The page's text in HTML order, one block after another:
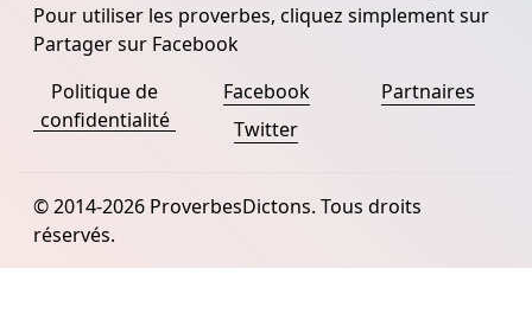
Pour utiliser les proverbes, cliquez simplement sur
Partager sur Facebook
Politique de
confidentialité
Facebook
Twitter
Partnaires
© 2014-2026 ProverbesDictons. Tous droits
réservés.